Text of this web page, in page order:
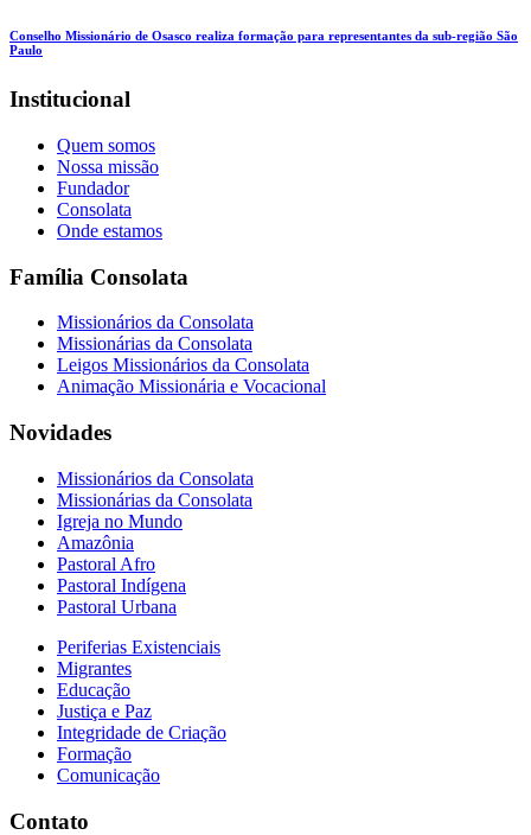
Conselho Missionário de Osasco realiza formação para representantes da sub-região São
Paulo
Institucional
Quem somos
Nossa missão
Fundador
Consolata
Onde estamos
Família Consolata
Missionários da Consolata
Missionárias da Consolata
Leigos Missionários da Consolata
Animação Missionária e Vocacional
Novidades
Missionários da Consolata
Missionárias da Consolata
Igreja no Mundo
Amazônia
Pastoral Afro
Pastoral Indígena
Pastoral Urbana
Periferias Existenciais
Migrantes
Educação
Justiça e Paz
Integridade de Criação
Formação
Comunicação
Contato